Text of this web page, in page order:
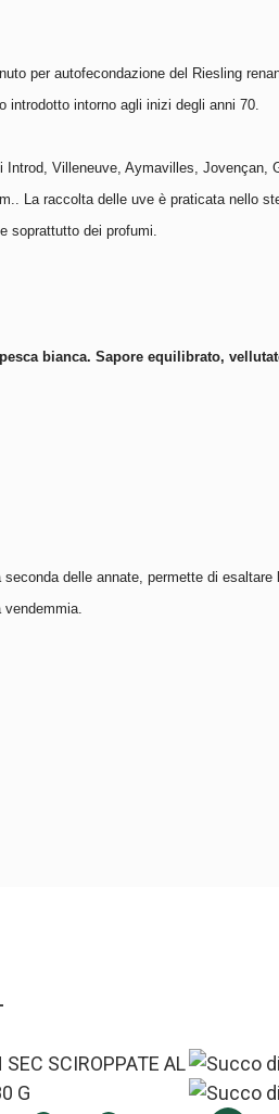
per autofecondazione del Riesling
introdotto intorno agli inizi degli anni 70.
Villeneuve, Aymavilles, Jovençan,
La raccolta delle uve è praticata nello
soprattutto dei profumi.
bianca. Sapore equilibrato,
delle annate, permette di esaltare